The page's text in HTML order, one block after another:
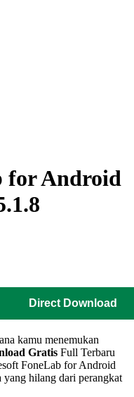
for Android
Direct Download
kamu menemukan
Gratis Full Terbaru
FoneLab for Android
hilang dari perangkat